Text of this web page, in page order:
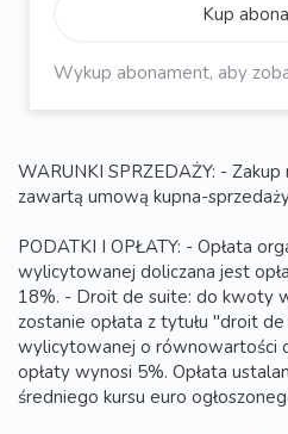
Kup
Wykup abonament, aby
WARUNKI SPRZEDAŻY: -
zawartą umową kupna-
PODATKI I OPŁATY: - Opłata
wylicytowanej doliczana jest
18%. - Droit de suite: do kwoty
zostanie opłata z tytułu "droit
wylicytowanej o równowartości
opłaty wynosi 5%. Opłata
średniego kursu euro